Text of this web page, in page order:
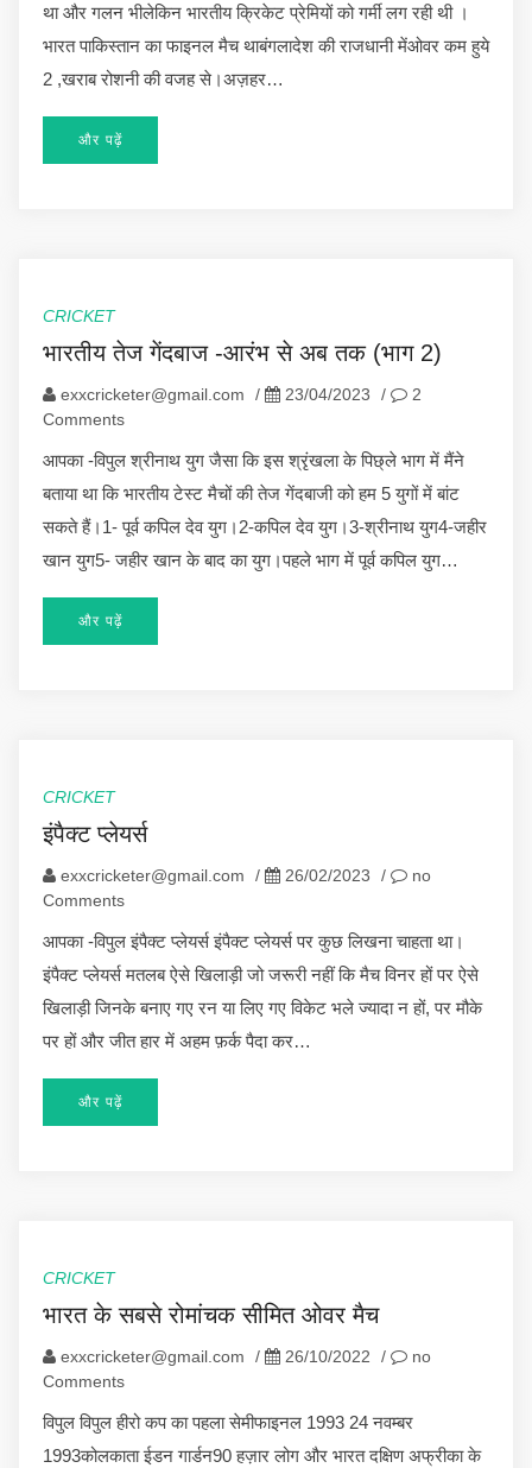
था और गलन भीलेकिन भारतीय क्रिकेट प्रेमियों को गर्मी लग रही थी ।
भारत पाकिस्तान का फाइनल मैच थाबंगलादेश की राजधानी मेंओवर कम हुये
2 ,खराब रोशनी की वजह से।अज़हर…
और पढ़ें
CRICKET
भारतीय तेज गेंदबाज -आरंभ से अब तक (भाग 2)
exxcricketer@gmail.com / 23/04/2023 /
2
Comments
आपका -विपुल श्रीनाथ युग जैसा कि इस श्रृंखला के पिछ्ले भाग में मैंने
बताया था कि भारतीय टेस्ट मैचों की तेज गेंदबाजी को हम 5 युगों में बांट
सकते हैं।1- पूर्व कपिल देव युग।2-कपिल देव युग।3-श्रीनाथ युग4-जहीर
खान युग5- जहीर खान के बाद का युग।पहले भाग में पूर्व कपिल युग…
और पढ़ें
CRICKET
इंपैक्ट प्लेयर्स
exxcricketer@gmail.com / 26/02/2023 /
no
Comments
आपका -विपुल इंपैक्ट प्लेयर्स इंपैक्ट प्लेयर्स पर कुछ लिखना चाहता था।
इंपैक्ट प्लेयर्स मतलब ऐसे खिलाड़ी जो जरूरी नहीं कि मैच विनर हों पर ऐसे
खिलाड़ी जिनके बनाए गए रन या लिए गए विकेट भले ज्यादा न हों, पर मौके
पर हों और जीत हार में अहम फ़र्क पैदा कर…
और पढ़ें
CRICKET
भारत के सबसे रोमांचक सीमित ओवर मैच
exxcricketer@gmail.com / 26/10/2022 /
no
Comments
विपुल विपुल हीरो कप का पहला सेमीफाइनल 1993 24 नवम्बर
1993कोलकाता ईडन गार्डन90 हज़ार लोग और भारत दक्षिण अफ्रीका के